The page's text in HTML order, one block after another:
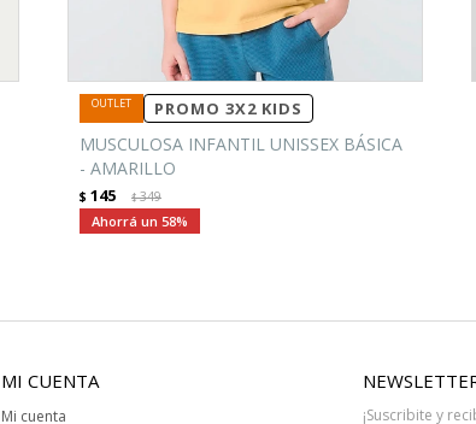
PROMO 3X2 KIDS
MUSCULOSA INFANTIL UNISSEX BÁSICA
- AMARILLO
$ 145 $349
58
MI CUENTA
Mi cuenta
¡Suscribite y